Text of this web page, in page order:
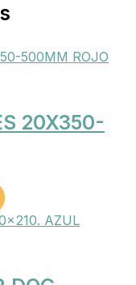
20X350-